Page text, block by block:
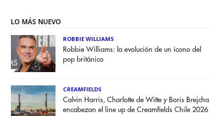
LO MÁS NUEVO
ROBBIE WILLIAMS
Robbie Williams: la evolución de un ícono del
pop británico
CREAMFIELDS
Calvin Harris, Charlotte de Witte y Boris Brejcha
encabezan el line up de Creamfields Chile 2026